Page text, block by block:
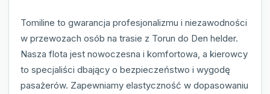
Tomiline to gwarancja profesjonalizmu i niezawodności
w przewozach osób na trasie z Torun do Den helder.
Nasza flota jest nowoczesna i komfortowa, a kierowcy
to specjaliści dbający o bezpieczeństwo i wygodę
pasażerów. Zapewniamy elastyczność w dopasowaniu